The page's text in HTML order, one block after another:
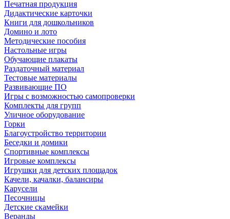
Печатная продукция
Дидактические карточки
Книги для дошкольников
Домино и лото
Методические пособия
Настольные игры
Обучающие плакаты
Раздаточный материал
Тестовые материалы
Развивающие ПО
Игры с возможностью самопроверки
Комплекты для групп
Уличное оборудование
Горки
Благоустройство территории
Беседки и домики
Спортивные комплексы
Игровые комплексы
Игрушки для детских площадок
Качели, качалки, балансиры
Карусели
Песочницы
Детские скамейки
Веранды